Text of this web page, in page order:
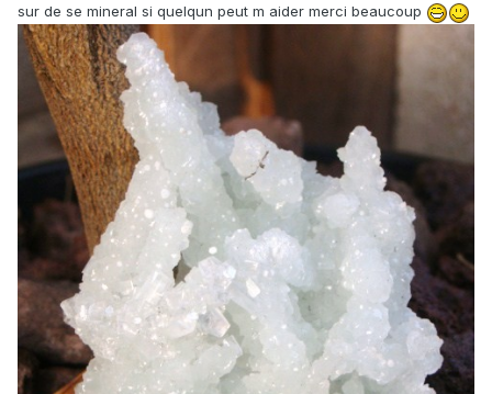
sur de se mineral si quelqun peut m aider merci beaucoup